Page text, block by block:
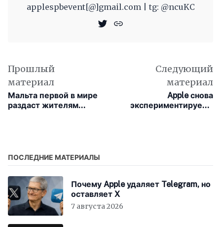
applespbevent[@]gmail.com | tg: @ncuKC
Прошлый
материал
Мальта первой в мире
раздаст жителям
Следующий
материал
Apple снова
экспериментирует с
ПОСЛЕДНИЕ МАТЕРИАЛЫ
Почему Apple удаляет Telegram, но
оставляет X
7 августа 2026